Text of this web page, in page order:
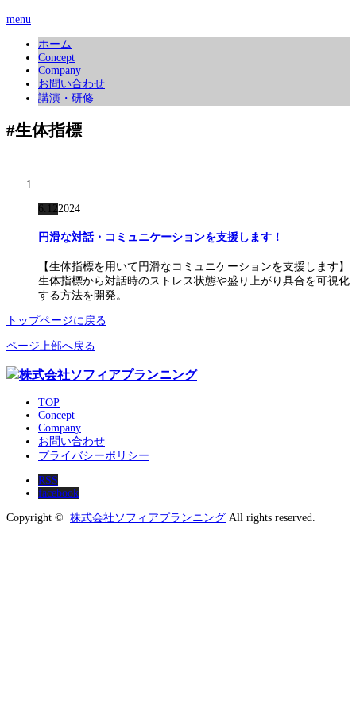
menu
ホーム
Concept
Company
お問い合わせ
講演・研修
#生体指標
6.122024
円滑な対話・コミュニケーションを支援します！
【生体指標を用いて円滑なコミュニケーションを支援します】
生体指標から対話時のストレス状態や盛り上がり具合を可視化
する方法を開発。
トップページに戻る
ページ上部へ戻る
TOP
Concept
Company
お問い合わせ
プライバシーポリシー
RSS
facebook
Copyright © 株式会社ソフィアプランニング All rights reserved.